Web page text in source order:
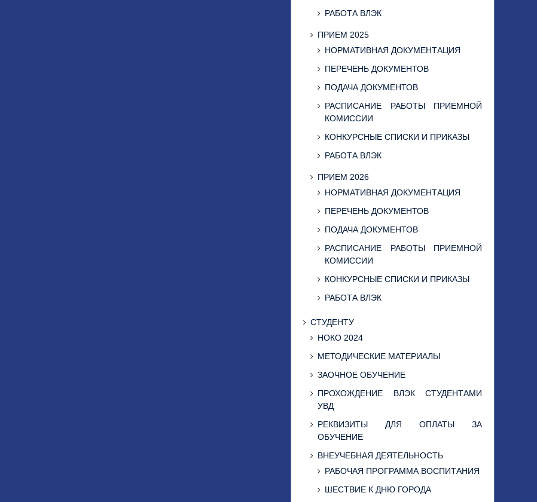
РАБОТА ВЛЭК
ПРИЕМ 2025
НОРМАТИВНАЯ ДОКУМЕНТАЦИЯ
ПЕРЕЧЕНЬ ДОКУМЕНТОВ
ПОДАЧА ДОКУМЕНТОВ
РАСПИСАНИЕ РАБОТЫ ПРИЕМНОЙ
КОМИССИИ
КОНКУРСНЫЕ СПИСКИ И ПРИКАЗЫ
РАБОТА ВЛЭК
ПРИЕМ 2026
НОРМАТИВНАЯ ДОКУМЕНТАЦИЯ
ПЕРЕЧЕНЬ ДОКУМЕНТОВ
ПОДАЧА ДОКУМЕНТОВ
РАСПИСАНИЕ РАБОТЫ ПРИЕМНОЙ
КОМИССИИ
КОНКУРСНЫЕ СПИСКИ И ПРИКАЗЫ
РАБОТА ВЛЭК
СТУДЕНТУ
НОКО 2024
МЕТОДИЧЕСКИЕ МАТЕРИАЛЫ
ЗАОЧНОЕ ОБУЧЕНИЕ
ПРОХОЖДЕНИЕ ВЛЭК СТУДЕНТАМИ
УВД
РЕКВИЗИТЫ ДЛЯ ОПЛАТЫ ЗА
ОБУЧЕНИЕ
ВНЕУЧЕБНАЯ ДЕЯТЕЛЬНОСТЬ
РАБОЧАЯ ПРОГРАММА ВОСПИТАНИЯ
ШЕСТВИЕ К ДНЮ ГОРОДА